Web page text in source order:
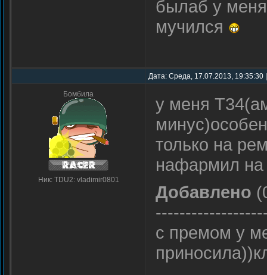
былаб у
мучился
Дата: Среда, 17.07.2013,
Бомбила
Ник: TDU2: vladimir0801
у меня
только на
нафармил на
Добавлено
с премом у